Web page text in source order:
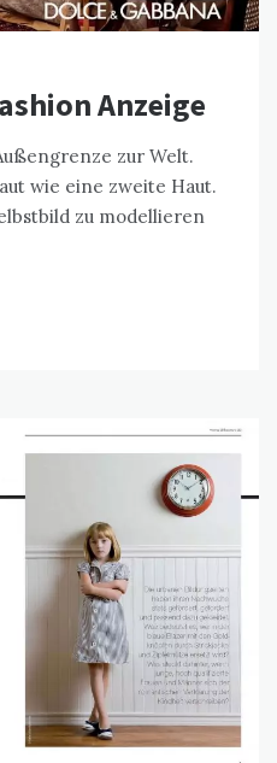
Anzeige
zur Welt.
wie eine zweite Haut.
zu modellieren